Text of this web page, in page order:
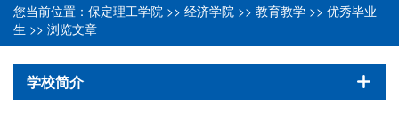
您当前位置： 保定理工学院 >> 经济学院 >> 教育教学 >> 优秀毕业
生 >> 浏览文章
学校简介